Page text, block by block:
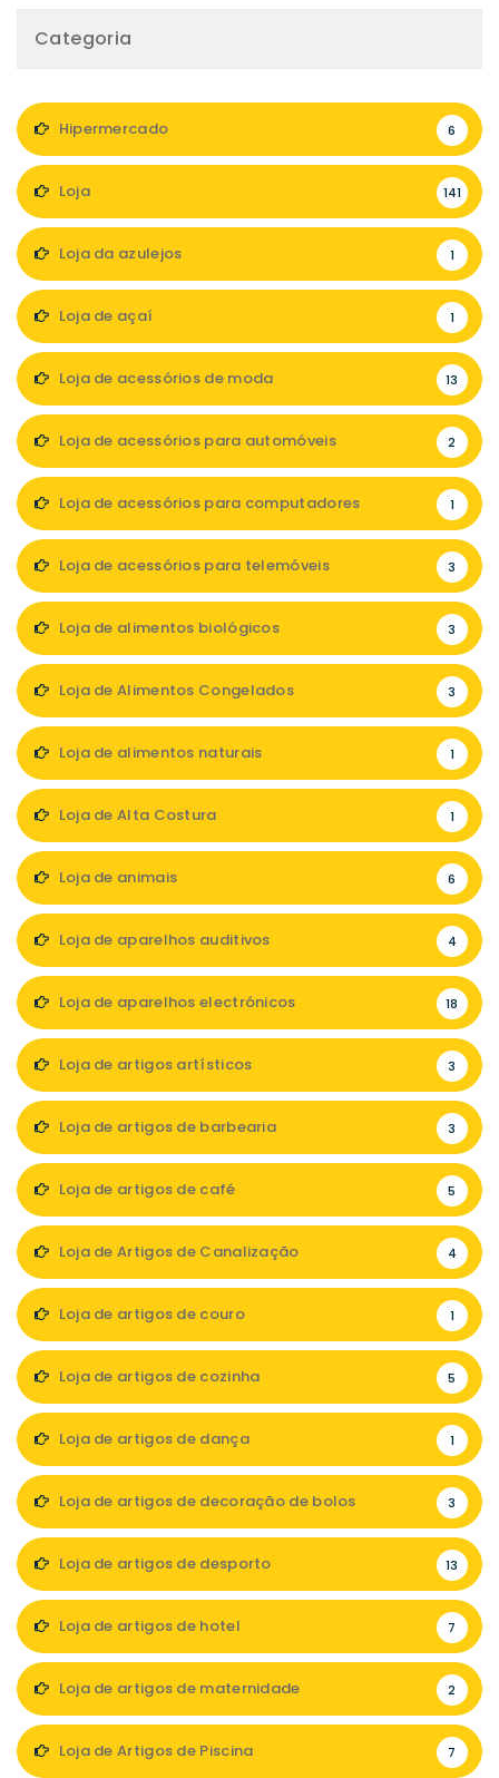
Categoria
Hipermercado 6
Loja 141
Loja da azulejos 1
Loja de açaí 1
Loja de acessórios de moda 13
Loja de acessórios para automóveis 2
Loja de acessórios para computadores 1
Loja de acessórios para telemóveis 3
Loja de alimentos biológicos 3
Loja de Alimentos Congelados 3
Loja de alimentos naturais 1
Loja de Alta Costura 1
Loja de animais 6
Loja de aparelhos auditivos 4
Loja de aparelhos electrónicos 18
Loja de artigos artísticos 3
Loja de artigos de barbearia 3
Loja de artigos de café 5
Loja de Artigos de Canalização 4
Loja de artigos de couro 1
Loja de artigos de cozinha 5
Loja de artigos de dança 1
Loja de artigos de decoração de bolos 3
Loja de artigos de desporto 13
Loja de artigos de hotel 7
Loja de artigos de maternidade 2
Loja de Artigos de Piscina 7